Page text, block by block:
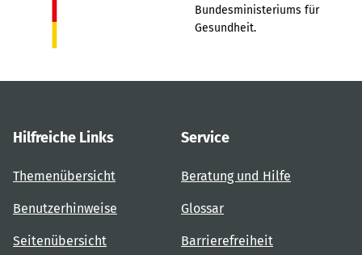
Bundesministeriums für
Gesundheit.
Hilfreiche Links
Themenübersicht
Benutzerhinweise
Seitenübersicht
Service
Beratung und Hilfe
Glossar
Barrierefreiheit